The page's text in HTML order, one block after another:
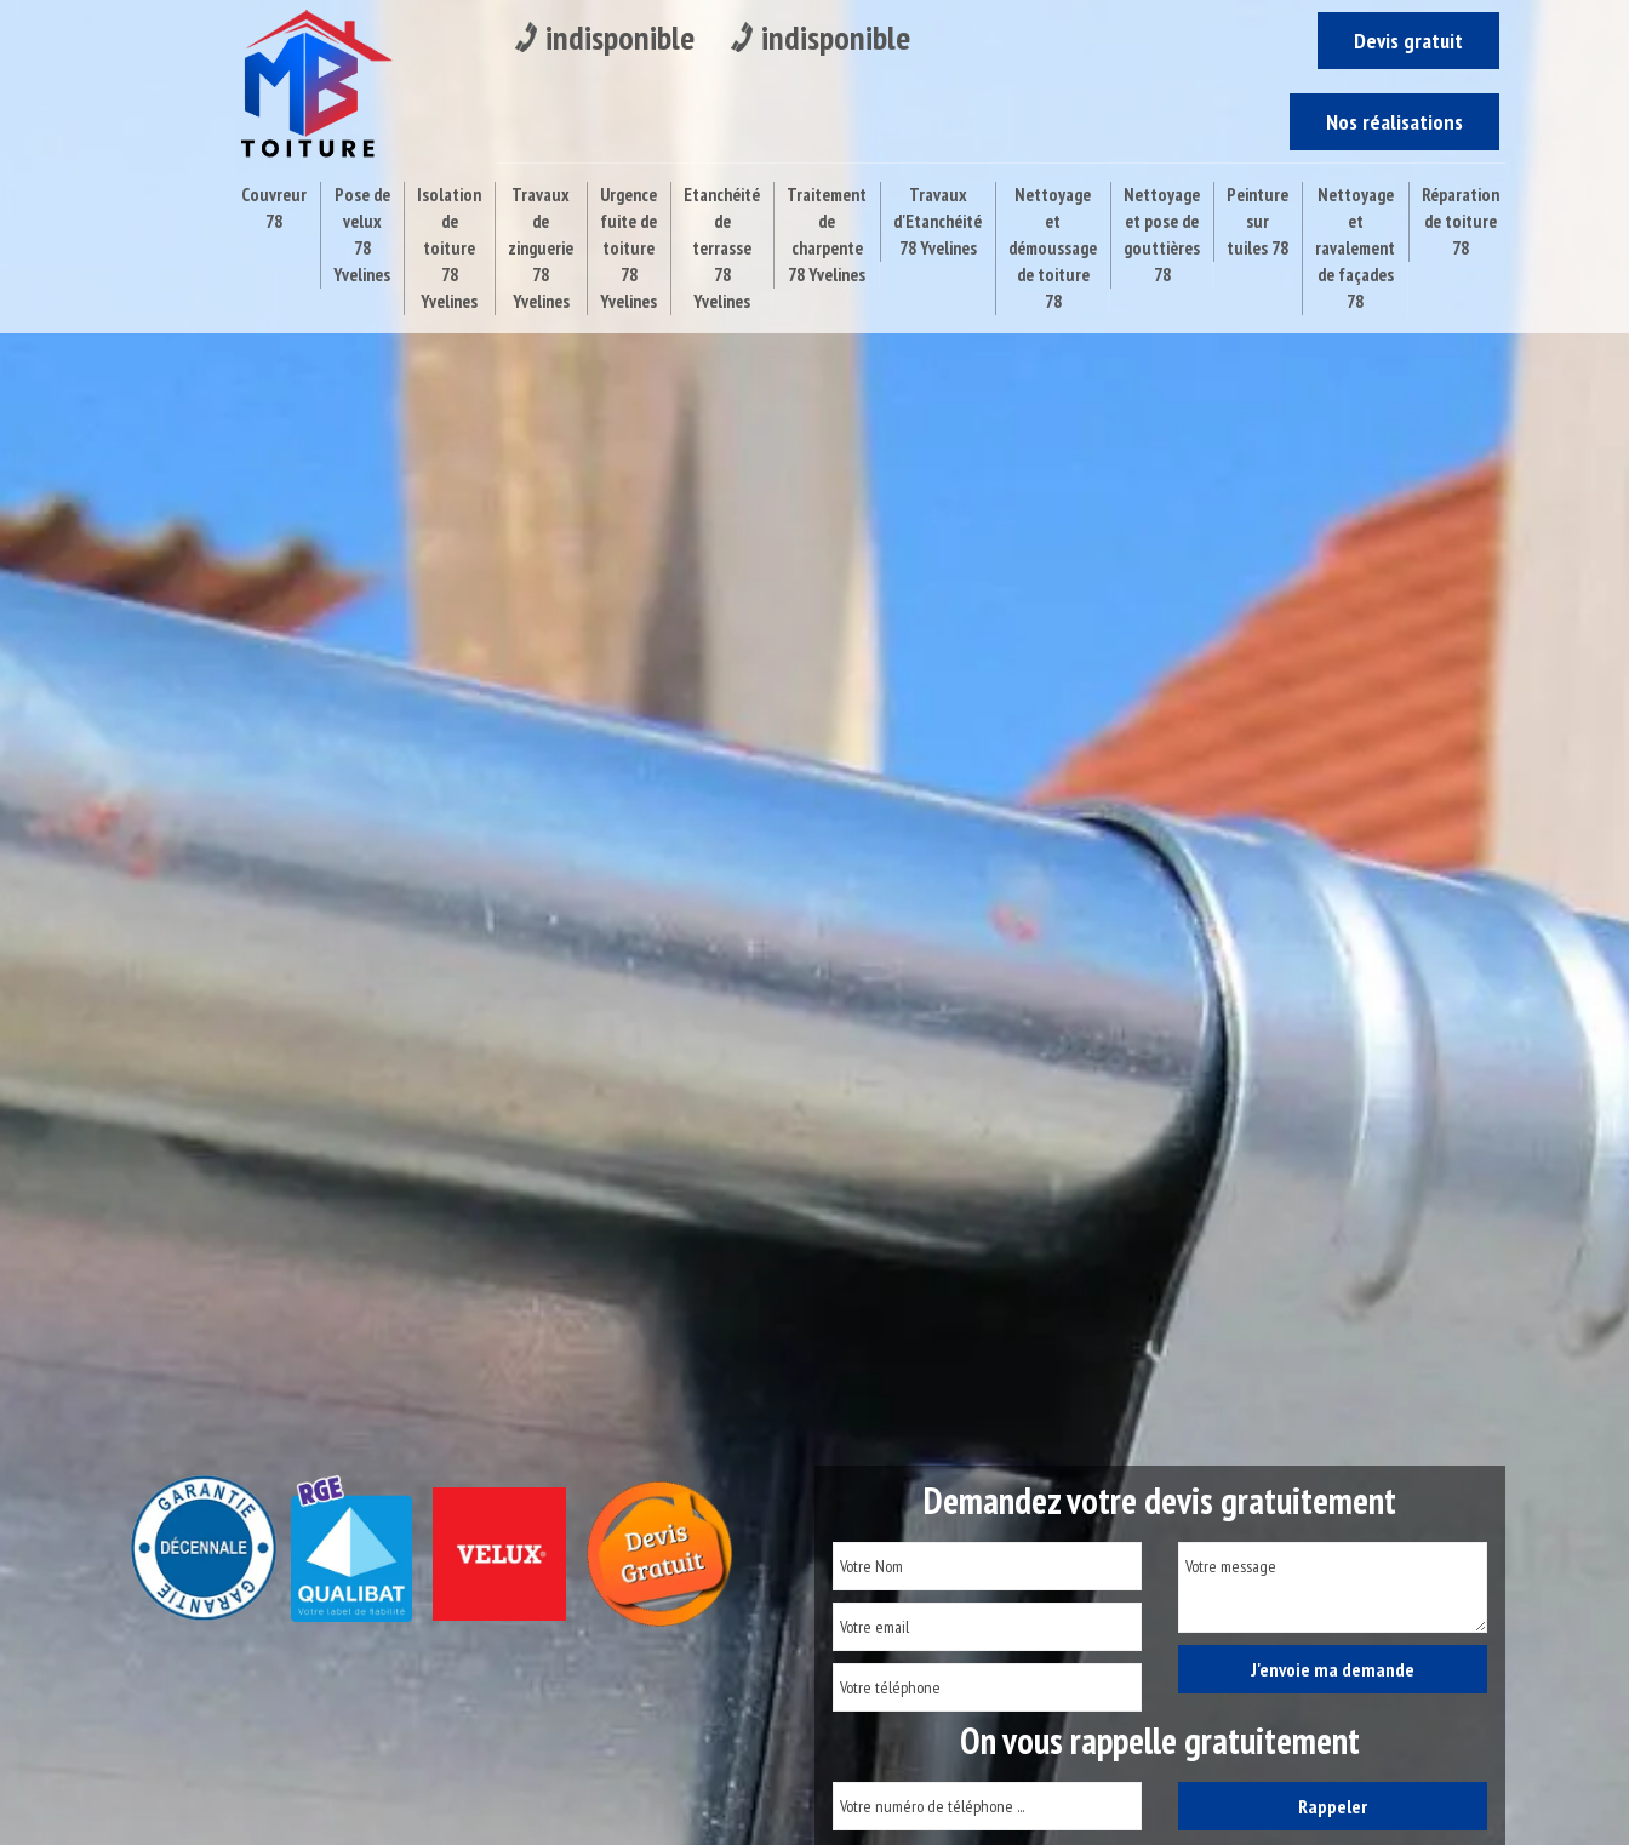
indisponible indisponible Devis gratuit
Nos réalisations
Couvreur
78
Pose de
velux
78
Yvelines
Isolation
de
toiture
78
Yvelines
Travaux
de
zinguerie
78
Yvelines
Urgence
fuite de
toiture
78
Yvelines
Etanchéité
de
terrasse
78
Yvelines
Traitement
de
charpente
78 Yvelines
Travaux
d'Etanchéité
78 Yvelines
Nettoyage
et
démoussage
de toiture
78
Nettoyage
et pose de
gouttières
78
Peinture
sur
tuiles 78
Nettoyage
et
ravalement
de façades
78
Réparation
de toiture
78
Demandez votre devis gratuitement
On vous rappelle gratuitement